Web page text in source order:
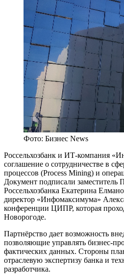
Фото: Бизнес News
Россельхозбанк и ИТ-компания
соглашение о сотрудничестве в
процессов (Process Mining) и
Документ подписали заместитель
Россельхозбанка Екатерина
директор «Инфомаксимума»
конференции ЦИПР, которая
Новорогоде.
Партнёрство дает возможность
позволяющие управлять бизнес-
фактических данных. Стороны
отраслевую экспертизу банка и
разработчика.